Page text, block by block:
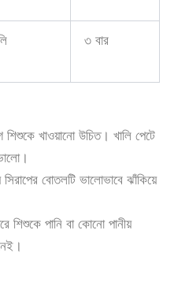
৩ বার
শিশুকে খাওয়ানো উচিত। খালি পেটে
বোতলটি ভালোভাবে ঝাঁকিয়ে
শিশুকে পানি বা কোনো পানীয়